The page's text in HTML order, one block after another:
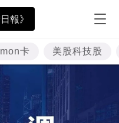
報》
卡 美股科技股